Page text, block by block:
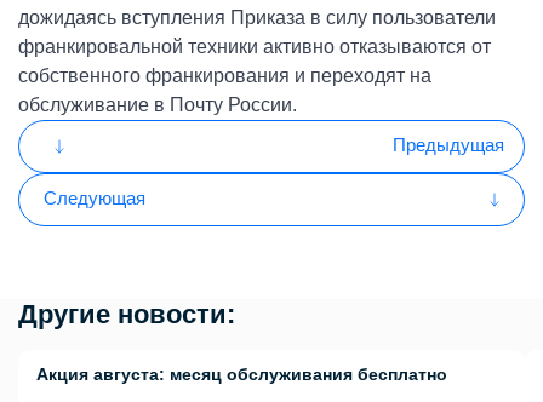
дожидаясь вступления Приказа в силу пользователи
франкировальной техники активно отказываются от
собственного франкирования и переходят на
обслуживание в Почту России.
Предыдущая
Следующая
Другие новости:
Акция августа: месяц обслуживания бесплатно